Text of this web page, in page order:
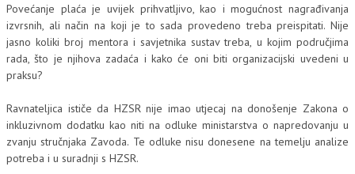
Povećanje plaća je uvijek prihvatljivo, kao i mogućnost nagrađivanja
izvrsnih, ali način na koji je to sada provedeno treba preispitati. Nije
jasno koliki broj mentora i savjetnika sustav treba, u kojim područjima
rada, što je njihova zadaća i kako će oni biti organizacijski uvedeni u
praksu?
Ravnateljica ističe da HZSR nije imao utjecaj na donošenje Zakona o
inkluzivnom dodatku kao niti na odluke ministarstva o napredovanju u
zvanju stručnjaka Zavoda. Te odluke nisu donesene na temelju analize
potreba i u suradnji s HZSR.